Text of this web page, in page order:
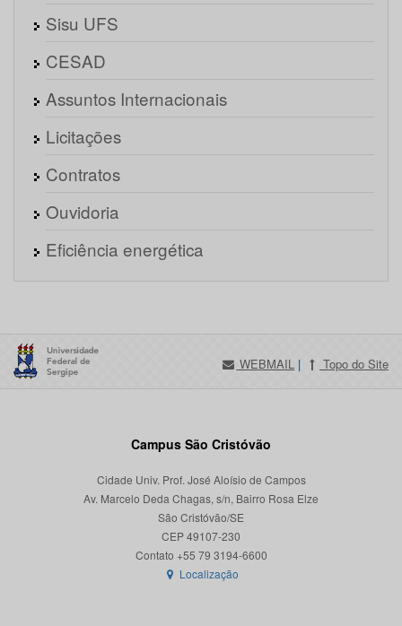
Sisu UFS
CESAD
Assuntos Internacionais
Licitações
Contratos
Ouvidoria
Eficiência energética
WEBMAIL | Topo do Site
Campus São Cristóvão
Cidade Univ. Prof. José Aloísio de Campos
Av. Marcelo Deda Chagas, s/n, Bairro Rosa Elze
São Cristóvão/SE
CEP 49107-230
Localização